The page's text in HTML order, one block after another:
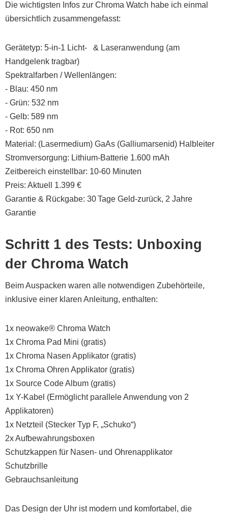
Die wichtigsten Infos zur Chroma Watch habe ich einmal
übersichtlich zusammengefasst:
Gerätetyp: 5-in-1 Licht- & Laseranwendung (am
Handgelenk tragbar)
Spektralfarben / Wellenlängen:
- Blau: 450 nm
- Grün: 532 nm
- Gelb: 589 nm
- Rot: 650 nm
Material: (Lasermedium) GaAs (Galliumarsenid) Halbleiter
Stromversorgung: Lithium-Batterie 1.600 mAh
Zeitbereich einstellbar: 10-60 Minuten
Preis: Aktuell 1.399 €
Garantie & Rückgabe: 30 Tage Geld-zurück, 2 Jahre
Garantie
Schritt 1 des Tests: Unboxing
der Chroma Watch
Beim Auspacken waren alle notwendigen Zubehörteile,
inklusive einer klaren Anleitung, enthalten:
1x neowake® Chroma Watch
1x Chroma Pad Mini (gratis)
1x Chroma Nasen Applikator (gratis)
1x Chroma Ohren Applikator (gratis)
1x Source Code Album (gratis)
1x Y-Kabel (Ermöglicht parallele Anwendung von 2
Applikatoren)
1x Netzteil (Stecker Typ F, „Schuko“)
2x Aufbewahrungsboxen
Schutzkappen für Nasen- und Ohrenapplikator
Schutzbrille
Gebrauchsanleitung
Das Design der Uhr ist modern und komfortabel, die